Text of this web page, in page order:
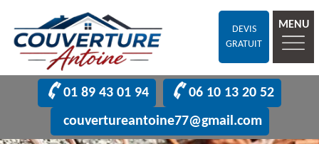
DEVIS
GRATUIT
MENU
01 89 43 01 94
06 10 13 20 52
couvertureantoine77@gmail.com